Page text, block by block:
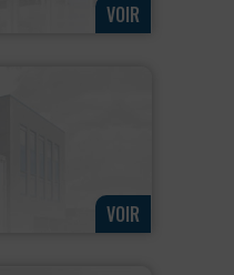
VOIR
VOIR